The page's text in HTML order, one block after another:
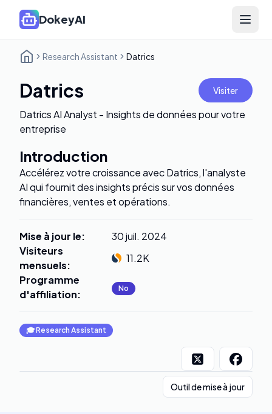
DokeyAI Open
Research Assistant Datrics
Datrics Visiter
Datrics AI Analyst - Insights de données pour votre
entreprise
Introduction
Accélérez votre croissance avec Datrics, l'analyste
AI qui fournit des insights précis sur vos données
financières, ventes et opérations.
Mise à jour le:
30 juil. 2024
Visiteurs
mensuels:
11.2K
Programme
d'affiliation: No
🎓Research Assistant
Outil de mise à jour